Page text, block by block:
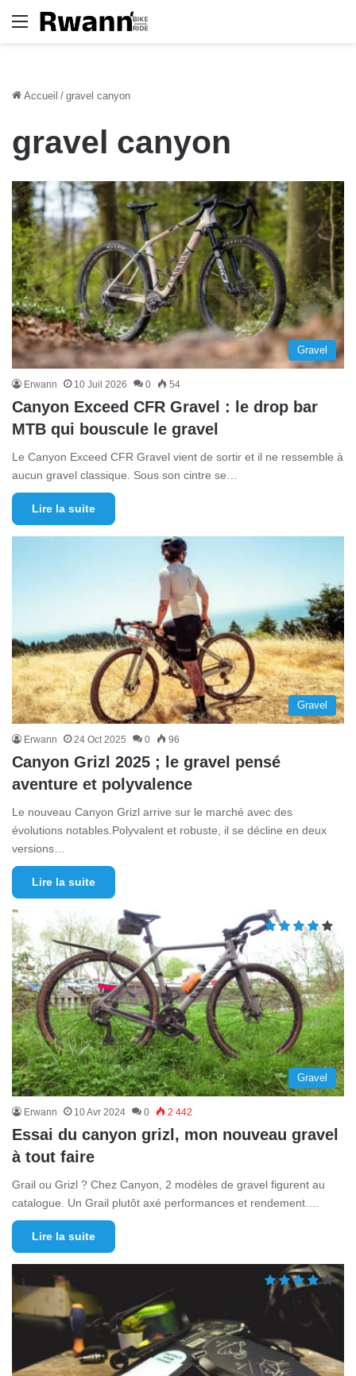
Menu
Accueil / gravel canyon
gravel canyon
Gravel
Erwann 10 Juil 2026 0 54
Canyon Exceed CFR Gravel : le drop bar
MTB qui bouscule le gravel
Le Canyon Exceed CFR Gravel vient de sortir et il ne ressemble à
aucun gravel classique. Sous son cintre se…
Lire la suite
Gravel
Erwann 24 Oct 2025 0 96
Canyon Grizl 2025 ; le gravel pensé
aventure et polyvalence
Le nouveau Canyon Grizl arrive sur le marché avec des
évolutions notables.Polyvalent et robuste, il se décline en deux
versions…
Lire la suite
Gravel
Erwann 10 Avr 2024 0 2 442
Essai du canyon grizl, mon nouveau gravel
à tout faire
Grail ou Grizl ? Chez Canyon, 2 modèles de gravel figurent au
catalogue. Un Grail plutôt axé performances et rendement.…
Lire la suite